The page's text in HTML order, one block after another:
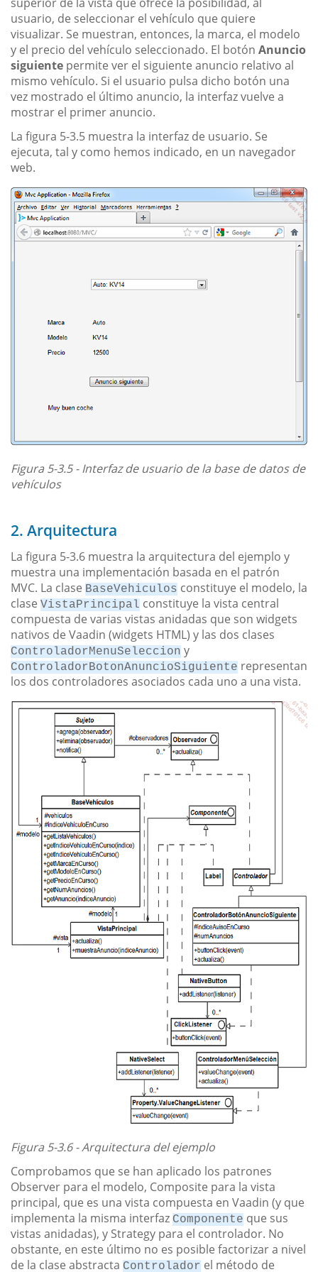
usuario, de seleccionar el vehículo que quiere
visualizar. Se muestran, entonces, la marca, el modelo
y el precio del vehículo seleccionado. El botón Anuncio
siguiente permite ver el siguiente anuncio relativo al
mismo vehículo. Si el usuario pulsa dicho botón una
vez mostrado el último anuncio, la interfaz vuelve a
mostrar el primer anuncio.
La figura 5-3.5 muestra la interfaz de usuario. Se
ejecuta, tal y como hemos indicado, en un navegador
web.
Figura 5-3.5 - Interfaz de usuario de la base de datos de
vehículos
2. Arquitectura
La figura 5-3.6 muestra la arquitectura del ejemplo y
muestra una implementación basada en el patrón
MVC. La clase BaseVehiculos constituye el modelo, la
clase VistaPrincipal constituye la vista central
compuesta de varias vistas anidadas que son widgets
nativos de Vaadin (widgets HTML) y las dos clases
ControladorMenuSeleccion y
ControladorBotonAnuncioSiguiente representan
los dos controladores asociados cada uno a una vista.
Figura 5-3.6 - Arquitectura del ejemplo
Comprobamos que se han aplicado los patrones
Observer para el modelo, Composite para la vista
principal, que es una vista compuesta en Vaadin (y que
implementa la misma interfaz Componente que sus
vistas anidadas), y Strategy para el controlador. No
obstante, en este último no es posible factorizar a nivel
de la clase abstracta Controlador el método de